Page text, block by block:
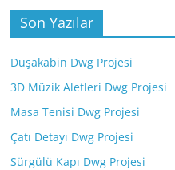
Son Yazılar
Duşakabin Dwg Projesi
3D Müzik Aletleri Dwg Projesi
Masa Tenisi Dwg Projesi
Çatı Detayı Dwg Projesi
Sürgülü Kapı Dwg Projesi